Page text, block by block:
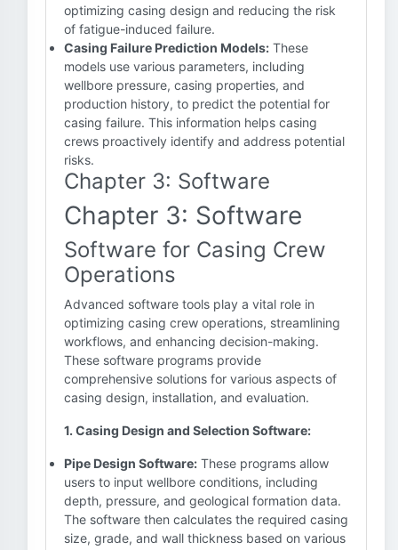
optimizing casing design and reducing the risk
of fatigue-induced failure.
Casing Failure Prediction Models: These
models use various parameters, including
wellbore pressure, casing properties, and
production history, to predict the potential for
casing failure. This information helps casing
crews proactively identify and address potential
risks.
Chapter 3: Software
Chapter 3: Software
Software for Casing Crew
Operations
Advanced software tools play a vital role in
optimizing casing crew operations, streamlining
workflows, and enhancing decision-making.
These software programs provide
comprehensive solutions for various aspects of
casing design, installation, and evaluation.
1. Casing Design and Selection Software:
Pipe Design Software: These programs allow
users to input wellbore conditions, including
depth, pressure, and geological formation data.
The software then calculates the required casing
size, grade, and wall thickness based on various